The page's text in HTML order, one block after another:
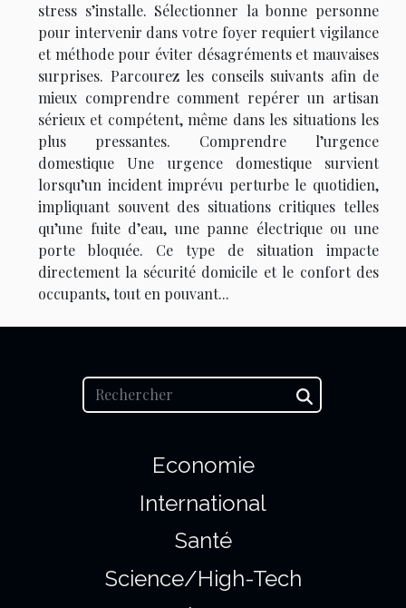
stress s’installe. Sélectionner la bonne personne
pour intervenir dans votre foyer requiert vigilance
et méthode pour éviter désagréments et mauvaises
surprises. Parcourez les conseils suivants afin de
mieux comprendre comment repérer un artisan
sérieux et compétent, même dans les situations les
plus pressantes. Comprendre l’urgence
domestique Une urgence domestique survient
lorsqu’un incident imprévu perturbe le quotidien,
impliquant souvent des situations critiques telles
qu’une fuite d’eau, une panne électrique ou une
porte bloquée. Ce type de situation impacte
directement la sécurité domicile et le confort des
occupants, tout en pouvant...
Economie
International
Santé
Science/High-Tech